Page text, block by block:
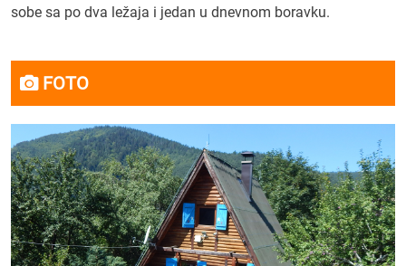
sobe sa po dva ležaja i jedan u dnevnom boravku.
FOTO